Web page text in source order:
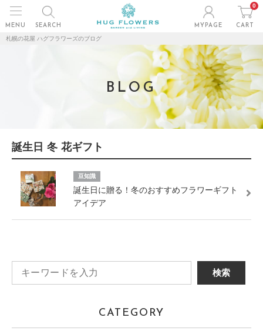
MENU SEARCH MYPAGE
0
CART
札幌の花屋 ハグフラワーズのブログ
BLOG
誕生日 冬 花ギフト
豆知識
誕生日に贈る！冬のおすすめフラワーギフト
アイデア
CATEGORY